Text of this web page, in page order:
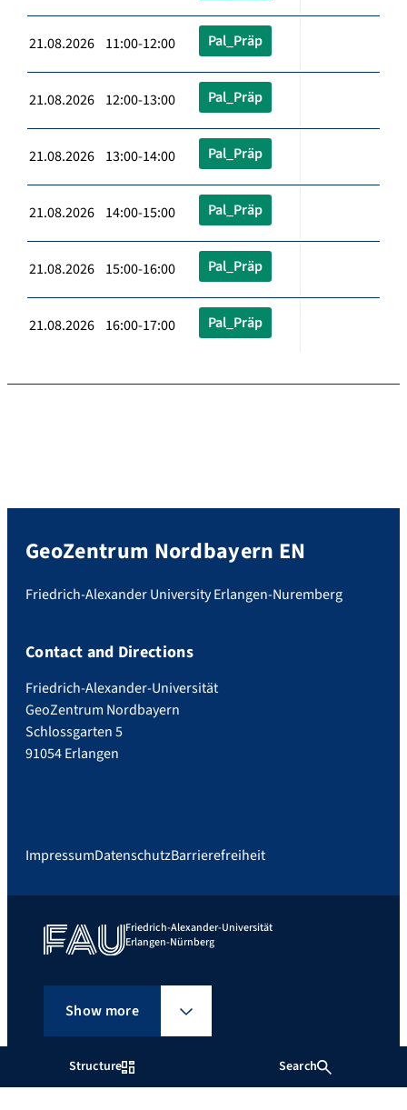
Structure Search
21.08.2026 11:00-12:00 Pal_Präp
21.08.2026 12:00-13:00 Pal_Präp
21.08.2026 13:00-14:00 Pal_Präp
21.08.2026 14:00-15:00 Pal_Präp
21.08.2026 15:00-16:00 Pal_Präp
21.08.2026 16:00-17:00 Pal_Präp
GeoZentrum Nordbayern EN
Friedrich-Alexander University Erlangen-Nuremberg
Contact and Directions
Friedrich-Alexander-Universität
GeoZentrum Nordbayern
Schlossgarten 5
91054 Erlangen
ImpressumDatenschutzBarrierefreiheit
Friedrich-Alexander-Universität
Erlangen-Nürnberg
Show more